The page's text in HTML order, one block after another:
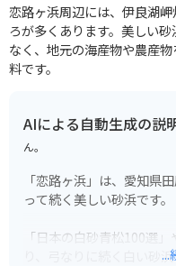
恋路ヶ浜周辺には、伊良湖
ろが多くあります。美しい
なく、地元の海産物や農産
料です。
AIによる自動生成の説
ん。
「恋路ヶ浜」は、愛知県
って続く美しい砂浜です。
「日本の白砂青松100選
り、弓なりに続く白い砂...